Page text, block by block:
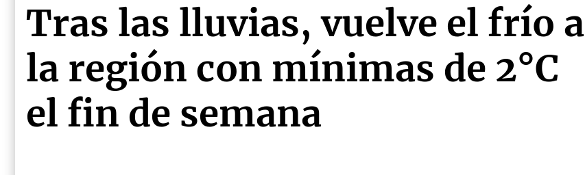
Tras las lluvias, vuelve el frío a
la región con mínimas de 2°C
el fin de semana